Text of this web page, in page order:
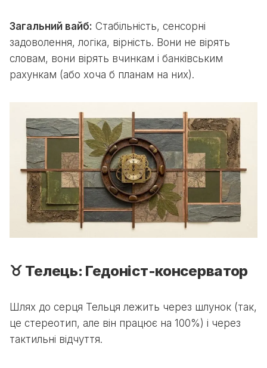
Загальний вайб: Стабільність, сенсорні
задоволення, логіка, вірність. Вони не вірять
словам, вони вірять вчинкам і банківським
рахункам (або хоча б планам на них).
♉ Телець: Гедоніст-консерватор
Шлях до серця Тельця лежить через шлунок (так,
це стереотип, але він працює на 100%) і через
тактильні відчуття.